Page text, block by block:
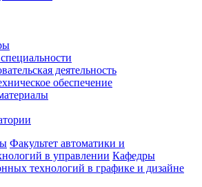
деятельность
обеспечение
Факультет автоматики и
в управлении Кафедры
технологий в графике и дизайне